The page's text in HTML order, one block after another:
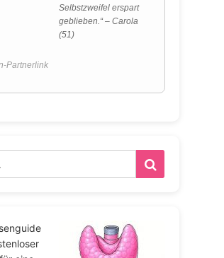
Selbstzweifel erspart
geblieben.“ – Carola
(51)
Partnerlink